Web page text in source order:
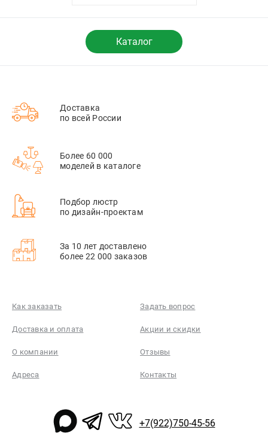
Каталог
Доставка
по всей России
Более 60 000
моделей в каталоге
Подбор люстр
по дизайн-проектам
За 10 лет доставлено
более 22 000 заказов
Как заказать Задать вопрос
Доставка и оплата Акции и скидки
О компании Отзывы
Адреса Контакты
+7(922)750-45-56